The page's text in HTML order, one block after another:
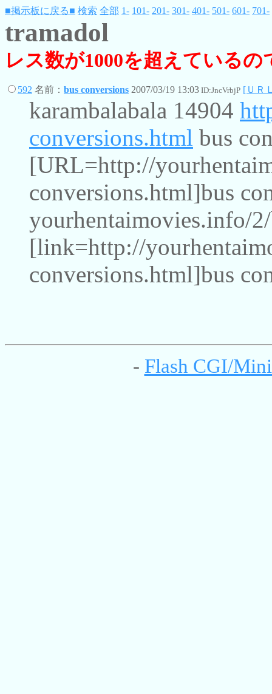
■掲示板に戻る■ 検索 全部 1- 101- 201- 301- 401- 501- 601- 701-
tramadol
レス数が1000を超えている
592 名前： bus conversions 2007/03/19 13:03 ID:JncVrbjP [ＵＲ
karambalabala 14904
conversions.html bus
[URL=http://
conversions.html]bus
yourhentaimovies.info/
[link=http://
conversions.html]bus
- Flash CGI/